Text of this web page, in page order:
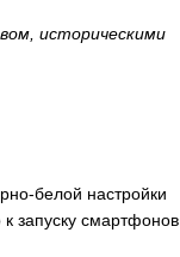
историческими
белой настройки
запуску смартфонов